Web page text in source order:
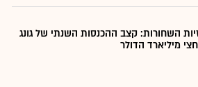
השחורות: קצב ההכנסות השנתי של גונג
מיליארד הדולר